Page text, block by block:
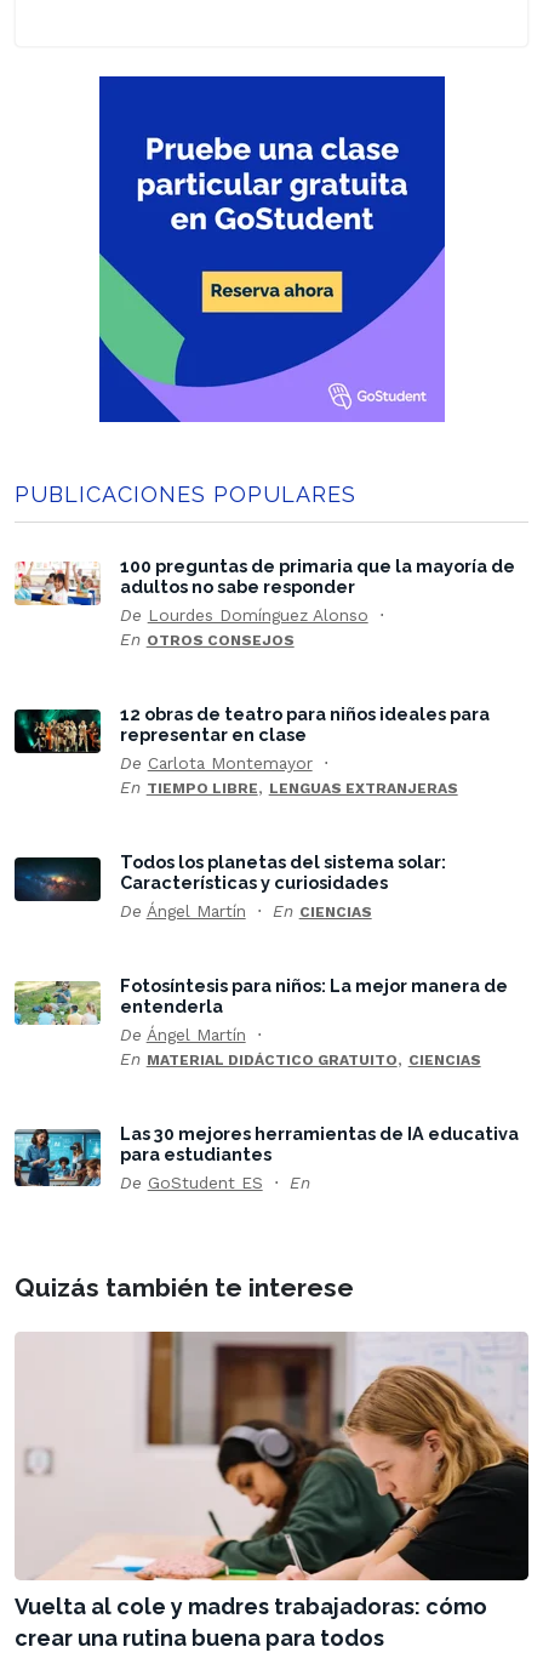
PUBLICACIONES POPULARES
100 preguntas de primaria que la mayoría de
adultos no sabe responder
De Lourdes Domínguez Alonso
En OTROS CONSEJOS
12 obras de teatro para niños ideales para
representar en clase
De Carlota Montemayor
En TIEMPO LIBRE, LENGUAS EXTRANJERAS
Todos los planetas del sistema solar:
Características y curiosidades
De Ángel Martín En CIENCIAS
Fotosíntesis para niños: La mejor manera de
entenderla
De Ángel Martín
En MATERIAL DIDÁCTICO GRATUITO, CIENCIAS
Las 30 mejores herramientas de IA educativa
para estudiantes
De GoStudent ES En
Quizás también te interese
Vuelta al cole y madres trabajadoras: cómo
crear una rutina buena para todos